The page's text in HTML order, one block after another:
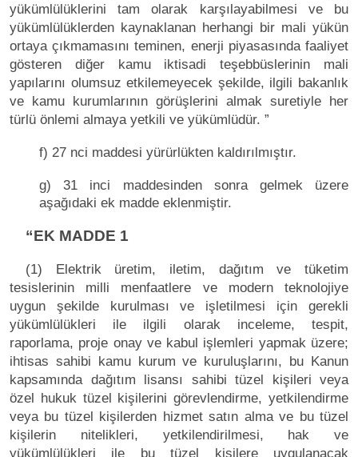
yükümlülüklerini tam olarak karşılayabilmesi ve bu
yükümlülüklerden kaynaklanan herhangi bir mali yükün
ortaya çıkmamasını teminen, enerji piyasasında faaliyet
gösteren diğer kamu iktisadi teşebbüslerinin mali
yapılarını olumsuz etkilemeyecek şekilde, ilgili bakanlık
ve kamu kurumlarının görüşlerini almak suretiyle her
türlü önlemi almaya yetkili ve yükümlüdür. ”
f) 27 nci maddesi yürürlükten kaldırılmıştır.
g) 31 inci maddesinden sonra gelmek üzere
aşağıdaki ek madde eklenmiştir.
“EK MADDE 1
(1) Elektrik üretim, iletim, dağıtım ve tüketim
tesislerinin milli menfaatlere ve modern teknolojiye
uygun şekilde kurulması ve işletilmesi için gerekli
yükümlülükleri ile ilgili olarak inceleme, tespit,
raporlama, proje onay ve kabul işlemleri yapmak üzere;
ihtisas sahibi kamu kurum ve kuruluşlarını, bu Kanun
kapsamında dağıtım lisansı sahibi tüzel kişileri veya
özel hukuk tüzel kişilerini görevlendirme, yetkilendirme
veya bu tüzel kişilerden hizmet satın alma ve bu tüzel
kişilerin nitelikleri, yetkilendirilmesi, hak ve
yükümlülükleri ile bu tüzel kişilere uygulanacak